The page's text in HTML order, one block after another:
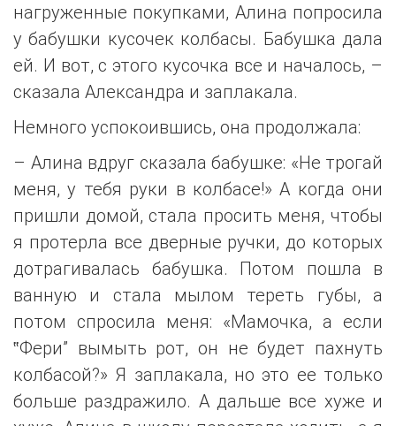
нагруженные покупками, Алина попросила
у бабушки кусочек колбасы. Бабушка дала
ей. И вот, с этого кусочка все и началось, –
сказала Александра и заплакала.
Немного успокоившись, она продолжала:
– Алина вдруг сказала бабушке: «Не трогай
меня, у тебя руки в колбасе!» А когда они
пришли домой, стала просить меня, чтобы
я протерла все дверные ручки, до которых
дотрагивалась бабушка. Потом пошла в
ванную и стала мылом тереть губы, а
потом спросила меня: «Мамочка, а если
‟Фери” вымыть рот, он не будет пахнуть
колбасой?» Я заплакала, но это ее только
больше раздражило. А дальше все хуже и